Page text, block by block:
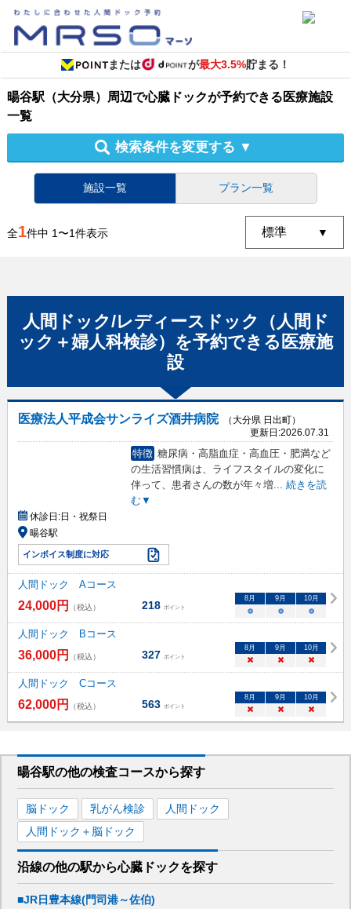
または が最大3.5%貯まる！
暘谷駅（大分県）周辺で心臓ドックが予約できる医療施設
一覧
検索条件を変更する ▼
施設一覧 プラン一覧
全1件中 1〜1件表示
人間ドック/レディースドック（人間ド
ック＋婦人科検診） を予約できる 医療施
設
医療法人平成会サンライズ酒井病院
（大分県 日出町）
更新日:2026.07.31
特徴 糖尿病・高脂血症・高血圧・肥満など
の生活習慣病は、ライフスタイルの変化に
伴って、患者さんの数が年々増... 続きを読
む▼
休診日:日・祝祭日
暘谷駅
インボイス制度に対応
人間ドック Aコース
24,000円 （税込） 218 ポイント
8月 9月 10月
○ ○ ○
人間ドック Bコース
36,000円 （税込） 327 ポイント
8月 9月 10月
× × ×
人間ドック Cコース
62,000円 （税込） 563 ポイント
8月 9月 10月
× × ×
暘谷駅の他の検査コースから探す
脳ドック 乳がん検診
人間ドック
人間ドック＋脳ドック
沿線の他の駅から心臓ドックを探す
■JR日豊本線(門司港～佐伯)